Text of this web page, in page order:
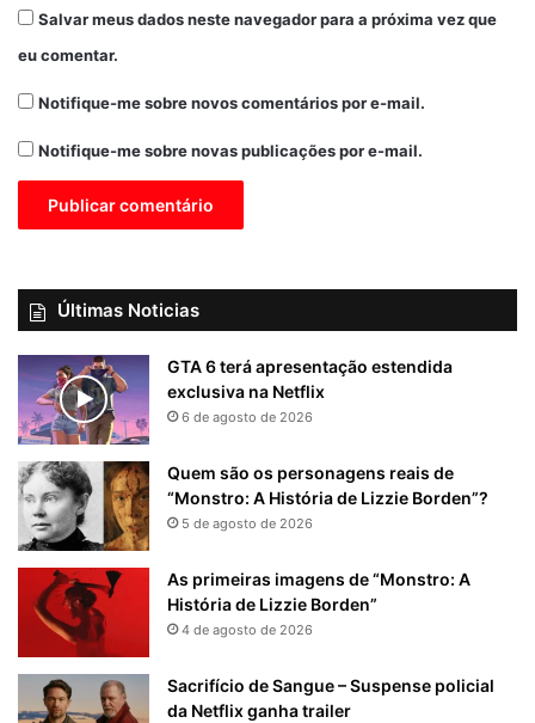
Salvar meus dados neste navegador para a próxima vez que
eu comentar.
Notifique-me sobre novos comentários por e-mail.
Notifique-me sobre novas publicações por e-mail.
Últimas Noticias
GTA 6 terá apresentação estendida
exclusiva na Netflix
6 de agosto de 2026
Quem são os personagens reais de
“Monstro: A História de Lizzie Borden”?
5 de agosto de 2026
As primeiras imagens de “Monstro: A
História de Lizzie Borden”
4 de agosto de 2026
Sacrifício de Sangue – Suspense policial
da Netflix ganha trailer